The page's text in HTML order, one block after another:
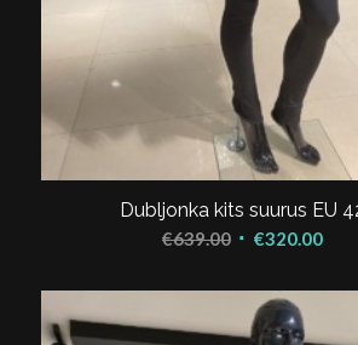
Dubljonka kits suurus EU
€639.00 Algne
oli:
€639.00.
€320.00
on: